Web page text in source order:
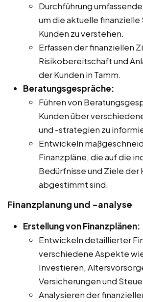
Durchführung
um die aktuelle finanzielle
Kunden zu verstehen.
Erfassen der finanziellen
Risikobereitschaft und
der Kunden in Tamm.
Beratungsgespräche:
Führen von
Kunden über
und -strategien zu
Entwickeln
Finanzpläne, die auf die
Bedürfnisse und Ziele der
abgestimmt sind.
Finanzplanung und -analyse
Erstellung von Finanzplänen:
Entwickeln detaillierter
verschiedene Aspekte
Investieren,
Versicherungen und
Analysieren der